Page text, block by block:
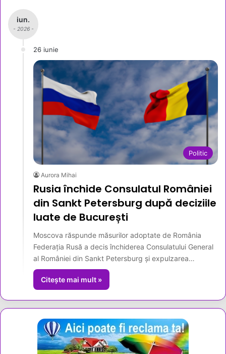
iun.
- 2026 -
26 iunie
Politic
Aurora Mihai
Rusia închide Consulatul României
din Sankt Petersburg după deciziile
luate de București
Moscova răspunde măsurilor adoptate de România
Federația Rusă a decis închiderea Consulatului General
al României din Sankt Petersburg și expulzarea…
Citește mai mult »